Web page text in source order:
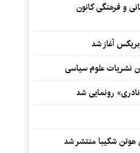
و فرهنگی کانون
آغاز شد
نشریات علوم سیاسی
رونمایی شد
شکیبا منتشر شد